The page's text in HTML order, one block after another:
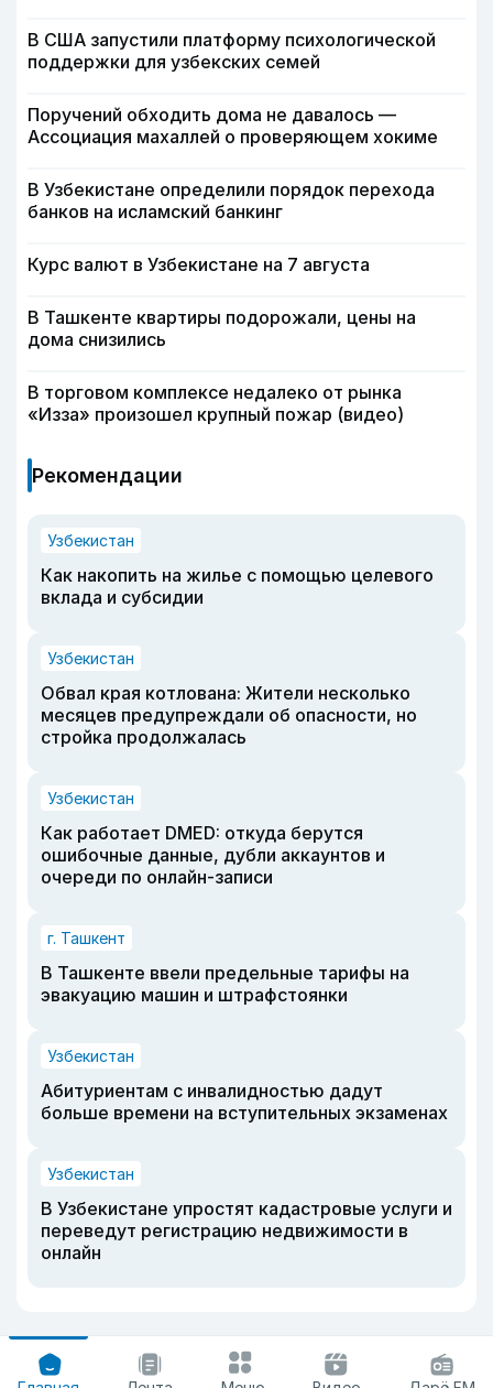
В США запустили платформу психологической
поддержки для узбекских семей
Поручений обходить дома не давалось —
Ассоциация махаллей о проверяющем хокиме
В Узбекистане определили порядок перехода
банков на исламский банкинг
Курс валют в Узбекистане на 7 августа
В Ташкенте квартиры подорожали, цены на
дома снизились
В торговом комплексе недалеко от рынка
«Изза» произошел крупный пожар (видео)
Рекомендации
Узбекистан
Как накопить на жилье с помощью целевого
вклада и субсидии
Узбекистан
Обвал края котлована: Жители несколько
месяцев предупреждали об опасности, но
стройка продолжалась
Узбекистан
Как работает DMED: откуда берутся
ошибочные данные, дубли аккаунтов и
очереди по онлайн-записи
г. Ташкент
В Ташкенте ввели предельные тарифы на
эвакуацию машин и штрафстоянки
Узбекистан
Абитуриентам с инвалидностью дадут
больше времени на вступительных экзаменах
Узбекистан
В Узбекистане упростят кадастровые услуги и
переведут регистрацию недвижимости в
онлайн